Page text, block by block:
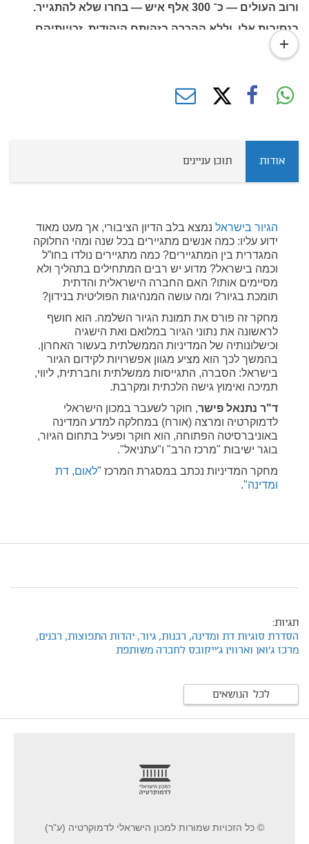
ורוב העולים — כ־ 300 אלף איש — בחרו שלא להתגייר.
בנסיבות אלו, וללא ההכרה בזהותם היהודית, זכויותיהם
הבסיסיות נפגעות ורבים מהם מתקשים להשתלב בישראל
באופן מלא. במצב זה שיעורי ההתבוללות בישראל
היהודית ואת אופייה היהודי של המדינה.
read
more
אודות תוכן עניינים
הגיור בישראל נמצא בלב הדיון הציבורי, אך מעט מאוד
ידוע עליו: כמה אנשים מתגיירים בכל שנה ומהי החלוקה
המגדרית בין המתגיירים? כמה מתגיירים נולדו בחו”ל
וכמה בישראל? מדוע יש רבים המתחילים בתהליך ולא
מסיימים אותו? האם החברה הישראלית והדתית
תומכת בגיור? ומה עושה המנהיגות הפוליטית בנידון?
מחקר זה פורס את תמונת הגיור השלמה. הוא חושף
לראשונה את נתוני הגיור במלואם ואת הישגיה
וכישלונותיה של המדיניות הממשלתית בעשור האחרון.
בהמשך לכך הוא מציע מגוון אפשרויות לקידום הגיור
בישראל: הסברה, התגייסות ממשלתית וחברתית, ליווי,
תמיכה ואימוץ גישה הלכתית ומקרבת.
ד"ר נתנאל פישר, חוקר לשעבר במכון הישראלי
לדמוקרטיה ומרצה (אורח) במחלקה למדע המדינה
באוניברסיטה הפתוחה, הוא חוקר ופעיל בתחום הגיור,
בוגר ישיבות "מרכז הרב" ו"עתניאל".
מחקר המדיניות נכתב במסגרת המרכז "לאום, דת
ומדינה".
תגיות:
הסדרת סוגיות דת ומדינה, רבנות, גיור, יהדות התפוצות, רבנים,
מרכז ג'ואן וארווין ג'ייקובס לחברה משותפת
לכל הנושאים
© כל הזכויות שמורות למכון הישראלי לדמוקרטיה (ע"ר)